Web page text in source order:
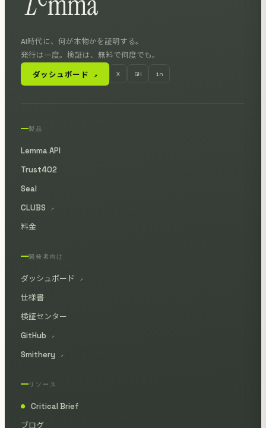
AI時代に、何が本物かを証明する。
発行は一度。検証は、無料で何度でも。
ダッシュボード ↗ X GH in
製品
Lemma API
Trust402
Seal
CLUBS
↗
料金
開発者向け
ダッシュボード ↗
仕様書
検証センター
GitHub
↗
Smithery ↗
リソース
●
Critical Brief
ブログ